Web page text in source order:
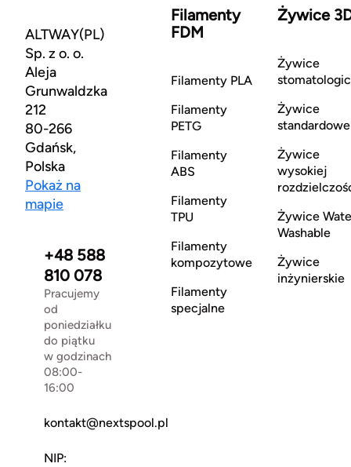
ALTWAY(PL)
Sp. z o. o.
Aleja
Grunwaldzka
212
80-266
Gdańsk,
Polska
Pokaż na
mapie
+48 588
810 078
Pracujemy
od
poniedziałku
do piątku
w godzinach
08:00-
16:00
kontakt@nextspool.pl
NIP:
Filamenty
FDM
Filamenty PLA
Filamenty
PETG
Filamenty
ABS
Filamenty
TPU
Filamenty
kompozytowe
Filamenty
specjalne
Żywice
Żywice
Żywice
standardowe
Żywice
wysokiej
Żywice
Washable
Żywice
inżynierskie